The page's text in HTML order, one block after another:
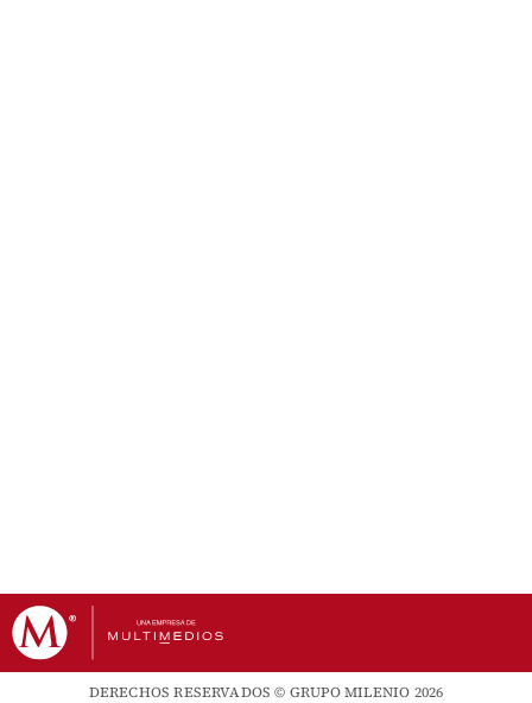
DERECHOS RESERVADOS © GRUPO MILENIO 2026